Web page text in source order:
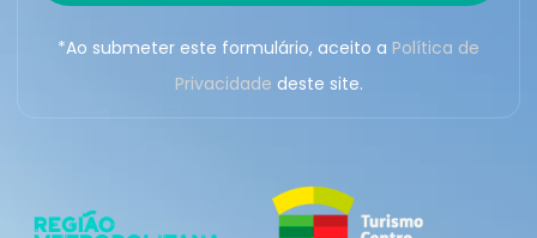
*Ao submeter este formulário, aceito a Política de
Privacidade deste site.